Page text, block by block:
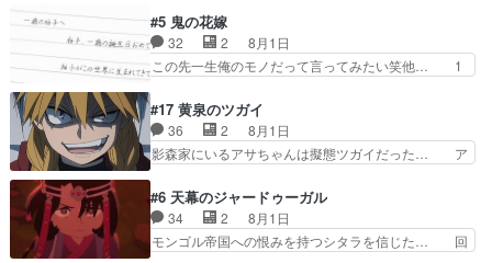
んの距離感おかしいね(*´… 糸と源ははよ好きお
うとると言わんかい！引… ショウくんと対等に話
すためにゲームをする…
取り戻し正式に探偵事務所で働き始め… ポワロ、
元ネタを解説して原作に誘導するの… くれあさん
の探偵としての初事件にしてちょ… ・急にクイズ
番組が始まったw・妖精ウソノ… るるかの助手だ
の！？クレアさん探偵すぎ… 突然のポアロクイズ
は草なんよ。んで、あん… 今回からついにくれあ
が探偵事務所の仲間に…
#5 鬼の花嫁
32 2
8月1日
この先一生俺のモノだって言ってみたい笑他… 1
さん柚子に18年分の誕生日プレゼント… 柚子は
鬼龍院家から初めて学校に通う事にな… プレゼン
ト攻撃ヤバすぎるwwwヴァイオレ… 玲夜さまサ
プライズの、これまでの柚子ちゃ… 玲夜から柚子
んへ…もう中学生な… 梅原の人が18歳になるま
での誕生プレゼン… なよなよした男（cv石田彰）
梅ちゃんがた…
#17 黄泉のツガイ
36 2
8月1日
影森家にいるアサちゃんは擬態ツガイだった… ア
にアサはいなかった逆にガブちゃんはい… 影森の
当主が際限なくツガイを増やせるのに… 今回はも
うガブちゃんさんの悲鳴にも似た怒… ユルと戦っ
た時から伏線が張られていたのが… しかしアサ
#6 天幕のジャードゥーガル
34 2
8月1日
モンゴル帝国への恨みを持つシタラを信じた… 回